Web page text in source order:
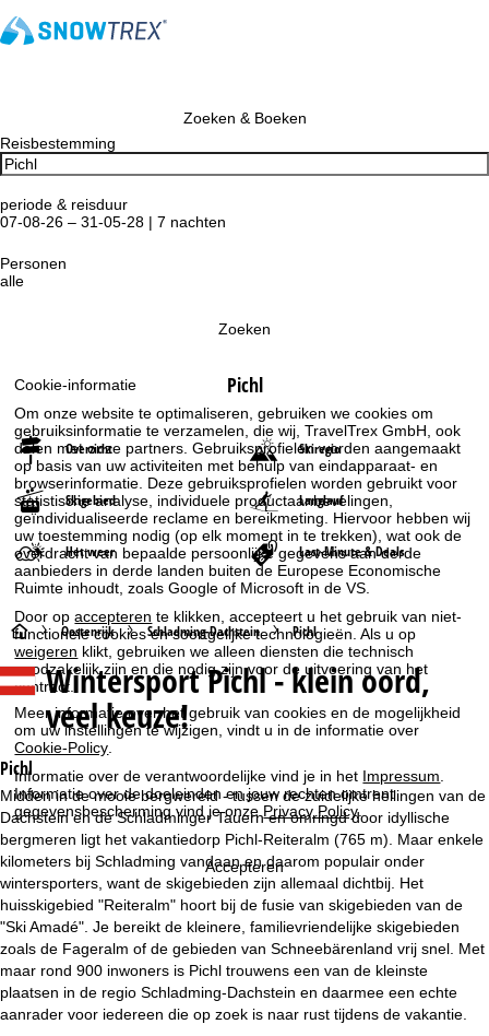
Cookie-informatie
Om onze website te optimaliseren, gebruiken we cookies om
gebruiksinformatie te verzamelen, die wij, TravelTrex GmbH, ook
delen met onze partners. Gebruiksprofielen worden aangemaakt
op basis van uw activiteiten met behulp van eindapparaat- en
browserinformatie. Deze gebruiksprofielen worden gebruikt voor
statistische analyse, individuele productaanbevelingen,
geïndividualiseerde reclame en bereikmeting. Hiervoor hebben wij
uw toestemming nodig (op elk moment in te trekken), wat ook de
overdracht van bepaalde persoonlijke gegevens aan derde
aanbieders in derde landen buiten de Europese Economische
Ruimte inhoudt, zoals Google of Microsoft in de VS.
Door opaccepteren te klikken, accepteert u het gebruik van niet-
functionele cookies en soortgelijke technologieën. Als u op
weigeren klikt, gebruiken we alleen diensten die technisch
noodzakelijk zijn en die nodig zijn voor de uitvoering van het
contract.
Meer informatie over het gebruik van cookies en de mogelijkheid
om uw instellingen te wijzigen, vindt u in de informatie over
Cookie-Policy
Informatie over de verantwoordelijke vind je in het Impressum
Informatie over de doeleinden en jouw rechten omtrent
gegevensbescherming vind je onze Privacy Policy.
Accepteren
Zoeken & Boeken
Reisbestemming
periode & reisduur
07-08-26 – 31-05-28 | 7 nachten
Personen
alle
Zoeken
Pichl
Overzicht Skiregio
Skigebied Langlauf
Het weer Last-Minute & Deals
S
t
a
r
t
p
a
g
i
Oostenrijk Schladming-Dachstein Pichl
WintersportPichl - klein oord,
veel keuze!
Pichl
Midden in de mooie bergwereld - tussen de zuidelijke hellingen van de
Dachstein en de Schladminger Tauern en omringd door idyllische
bergmeren ligt het vakantiedorp Pichl-Reiteralm (765 m). Maar enkele
kilometers bij Schladming vandaan en daarom populair onder
wintersporters, want de skigebieden zijn allemaal dichtbij. Het
huisskigebied "Reiteralm" hoort bij de fusie van skigebieden van de
"Ski Amadé". Je bereikt de kleinere, familievriendelijke skigebieden
zoals de Fageralm of de gebieden van Schneebärenland vrij snel. Met
maar rond 900 inwoners is Pichl trouwens een van de kleinste
plaatsen in de regio Schladming-Dachstein en daarmee een echte
aanrader voor iedereen die op zoek is naar rust tijdens de vakantie.